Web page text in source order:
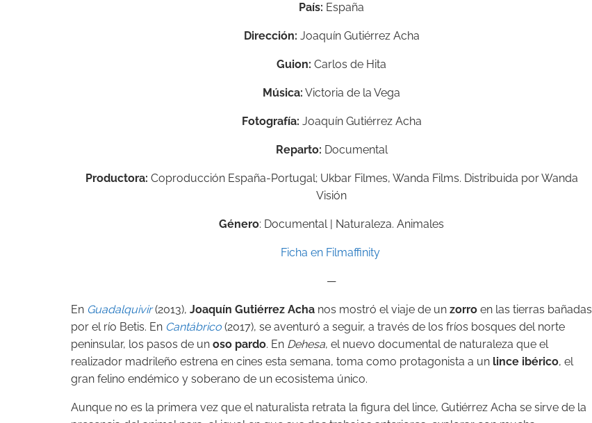
País: España
Dirección: Joaquín Gutiérrez Acha
Guion: Carlos de Hita
Música: Victoria de la Vega
Fotografía: Joaquín Gutiérrez Acha
Reparto: Documental
Productora: Coproducción España-Portugal; Ukbar Filmes, Wanda Films. Distribuida por Wanda
Visión
Género: Documental | Naturaleza. Animales
Ficha en Filmaffinity
—
En Guadalquivir (2013), Joaquín Gutiérrez Acha nos mostró el viaje de un zorro en las tierras bañadas
por el río Betis. En Cantábrico (2017), se aventuró a seguir, a través de los fríos bosques del norte
peninsular, los pasos de un oso pardo. En Dehesa, el nuevo documental de naturaleza que el
realizador madrileño estrena en cines esta semana, toma como protagonista a un lince ibérico, el
gran felino endémico y soberano de un ecosistema único.
Aunque no es la primera vez que el naturalista retrata la figura del lince, Gutiérrez Acha se sirve de la